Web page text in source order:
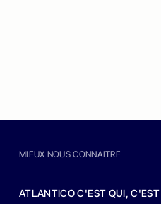
MIEUX NOUS CONNAITRE
ATLANTICO C'EST QUI, C'EST